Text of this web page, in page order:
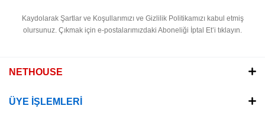
Kaydolarak Şartlar ve Koşullarımızı ve Gizlilik Politikamızı kabul etmiş
olursunuz. Çıkmak için e-postalarımızdaki Aboneliği İptal Et’i tıklayın.
NETHOUSE
ÜYE İŞLEMLERİ